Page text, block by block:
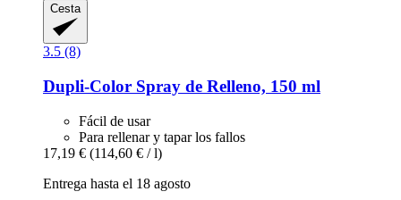
Cesta
3.5 (8)
Dupli-Color Spray de Relleno, 150 ml
Fácil de usar
Para rellenar y tapar los fallos
17,19 € (114,60 € / l)
Entrega hasta el 18 agosto